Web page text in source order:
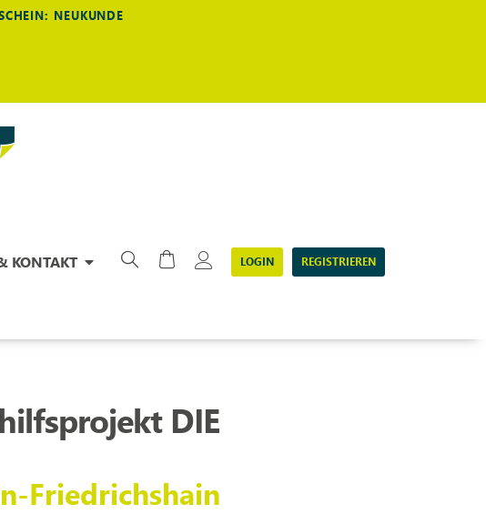
NEUKUNDE
KONTAKT LOGIN REGISTRIEREN
DIE
Friedrichshain